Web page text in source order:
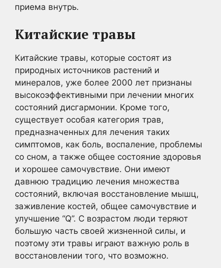
приема внутрь.
Китайские травы
Китайские травы, которые состоят из
природных источников растений и
минералов, уже более 2000 лет признаны
высокоэффективными при лечении многих
состояний дисгармонии. Кроме того,
существует особая категория трав,
предназначенных для лечения таких
симптомов, как боль, воспаление, проблемы
со сном, а также общее состояние здоровья
и хорошее самочувствие. Они имеют
давнюю традицию лечения множества
состояний, включая восстановление мышц,
заживление костей, общее самочувствие и
улучшение “Q”. С возрастом люди теряют
большую часть своей жизненной силы, и
поэтому эти травы играют важную роль в
восстановлении того, что возможно.